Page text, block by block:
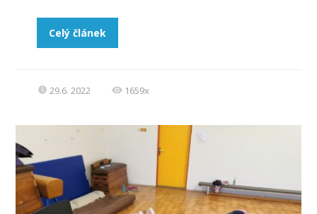
Celý článek
29.6. 2022 1659x